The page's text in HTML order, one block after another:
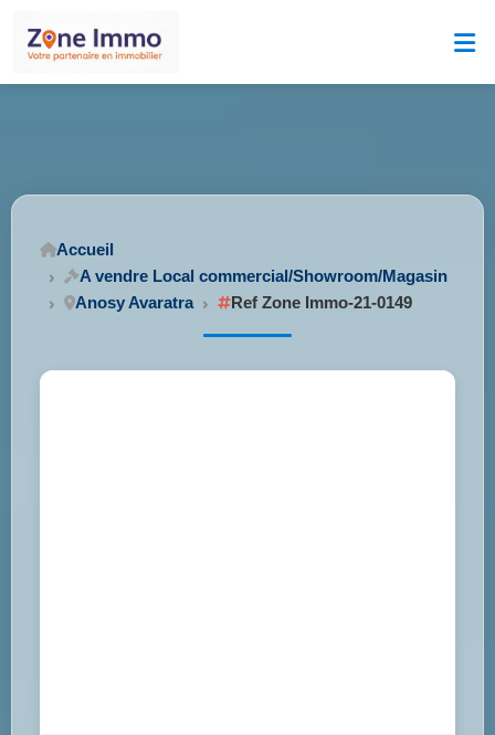
Accueil
A vendre Local commercial/Showroom/Magasin
Anosy Avaratra
Ref Zone Immo-21-0149